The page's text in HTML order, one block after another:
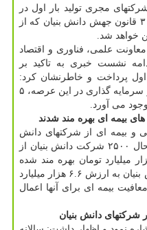
مجری تولید بار اول در
سال ۱۴۰۴، با استفاده از منابع ماده ۳ قانون جهش دانش بنیان که از
خواهد شد.
علمی، فناوری و اقتصاد
نشست خبری به تاکید بر
اول پرداخت و خاطرنشان کرد:
برآوردها نشان داده است هر یک دلار سرمایه گذاری در این عرصه، ۵
می آورد.
و بیمه ای از شرکتهای دانش
بنیان اشاره نمود و اظهار داشت: تابحال ۲۵۰۰ شرکت دانش بنیان از
های بیمه ای به ارزش ۲ هزار میلیارد تومان بهره مند شده
اند. در سال ۱۴۰۳، قراردادهای دانش بنیان به ارزش ۶.۶ هزار میلیارد
تومان معافیت بیمه ای برای آنها اعمال